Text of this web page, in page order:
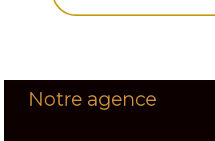
Notre agence